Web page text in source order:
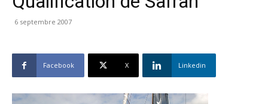
6 septembre 2007
Facebook X Linkedin